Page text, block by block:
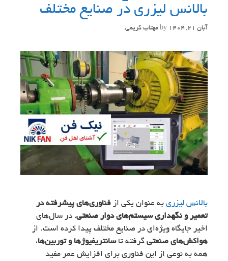
بالانس لیزری در صنایع مختلف
آبان 21, 1404 by مهتاب کریمی
بالانس لیزری به عنوان یکی از فناوری‌های پیشرفته در
تعمیر و نگهداری سیستم‌های دوار صنعتی، در سال‌های
اخیر جایگاه ویژه‌ای در صنایع مختلف پیدا کرده است. از
هواکش‌های صنعتی گرفته تاسانتریفیوژها و توربین‌ها،
همه به نوعی از این فناوری برای افزایش عمر مفید